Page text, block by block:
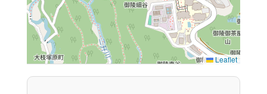
Leaflet